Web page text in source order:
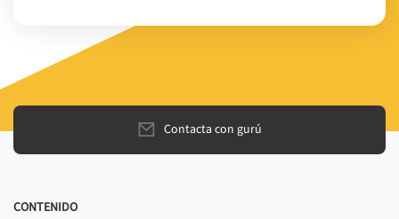
Contacta con gurú
CONTENIDO